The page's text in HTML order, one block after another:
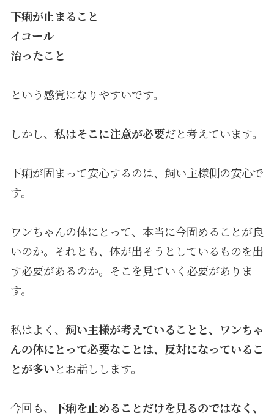
下痢が止まること
イコール
治ったこと
という感覚になりやすいです。
しかし、 私はそこに注意が必要だと考えています。
下痢が固まって安心するのは、飼い主様側の安心で
す。
ワンちゃんの体にとって、本当に今固めることが良
いのか。それとも、体が出そうとしているものを出
す必要があるのか。そこを見ていく必要がありま
す。
私はよく、 飼い主様が考えていることと、ワンちゃ
んの体にとって必要なことは、反対になっているこ
とが多いとお話しします。
今回も、 下痢を止めることだけを見るのではなく、